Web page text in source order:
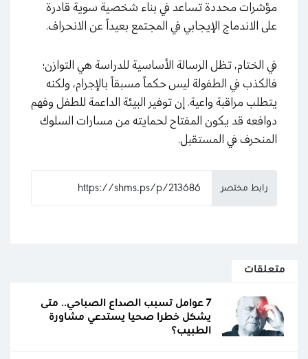
مؤشرات محددة تساعد في بناء شخصية سوية قادرة
على الاندماج الإيجابي في المجتمع بعيداً عن الانحراف.
في الختام، تظل الرسالة الأساسية للدراسة هي التوازن؛
فالكذب في الطفولة ليس حكماً مسبقاً بالإجرام، ولكنه
يتطلب مراقبة واعية. إن توفير البيئة الداعمة للطفل وفهم
دوافعه قد يكون المفتاح لحمايته من مسارات السلوك
المنحرف في المستقبل.
رابط مختصر
متعلقات
7 عوامل تسبب الصداع الصباحي.. متى
يشكل خطرا صحيا يستدعي مشاورة
الطبيب؟